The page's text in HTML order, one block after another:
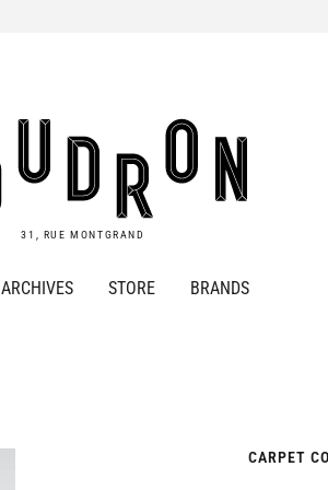
31, RUE MONTGRAND
ARCHIVES STORE BRANDS
CARPET